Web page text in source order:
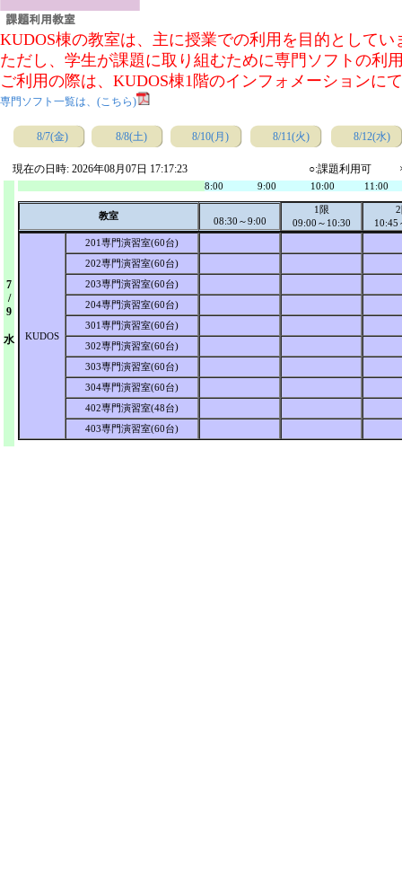
KUDOS棟の教室は、主に授業での利用を目的として
ただし、学生が課題に取り組むために専門ソフトの利
ご利用の際は、KUDOS棟1階のインフォメーションに
専門ソフト一覧は、(こちら)
8/7(金) 8/8(土) 8/10(月) 8/11(火) 8/12(水)
現在の日時: 2026年08月07日 17:17:23 ○:課題利用可
7
/
9
水
8:00 9:00 10:00 11:00
教室 08:30～9:00
1限
09:00～10:30
10:45
KUDOS
201専門演習室(60台)
202専門演習室(60台)
203専門演習室(60台)
204専門演習室(60台)
301専門演習室(60台)
302専門演習室(60台)
303専門演習室(60台)
304専門演習室(60台)
402専門演習室(48台)
403専門演習室(60台)